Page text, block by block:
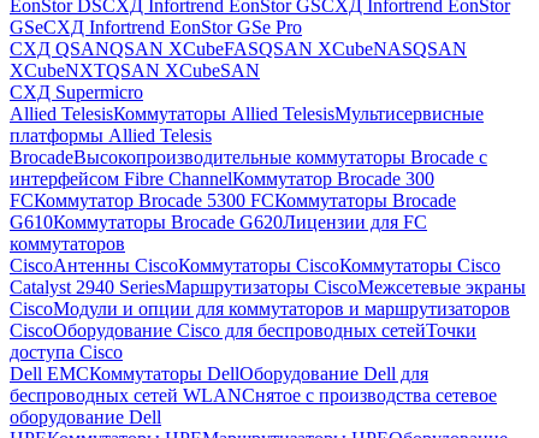
EonStor DSСХД Infortrend EonStor GSСХД Infortrend EonStor
GSeСХД Infortrend EonStor GSe Pro
СХД QSANQSAN XCubeFASQSAN XCubeNASQSAN
XCubeNXTQSAN XCubeSAN
СХД Supermicro
Allied TelesisКоммутаторы Allied TelesisМультисервисные
платформы Allied Telesis
BrocadeВысокопроизводительные коммутаторы Brocade с
интерфейсом Fibre ChannelКоммутатор Brocade 300
FCКоммутатор Brocade 5300 FCКоммутаторы Brocade
G610Коммутаторы Brocade G620Лицензии для FC
коммутаторов
CiscoАнтенны CiscoКоммутаторы CiscoКоммутаторы Cisco
Catalyst 2940 SeriesМаршрутизаторы CiscoМежсетевые экраны
CiscoМодули и опции для коммутаторов и маршрутизаторов
CiscoОборудование Cisco для беспроводных сетейТочки
доступа Cisco
Dell EMCКоммутаторы DellОборудование Dell для
беспроводных сетей WLANСнятое с производства сетевое
оборудование Dell